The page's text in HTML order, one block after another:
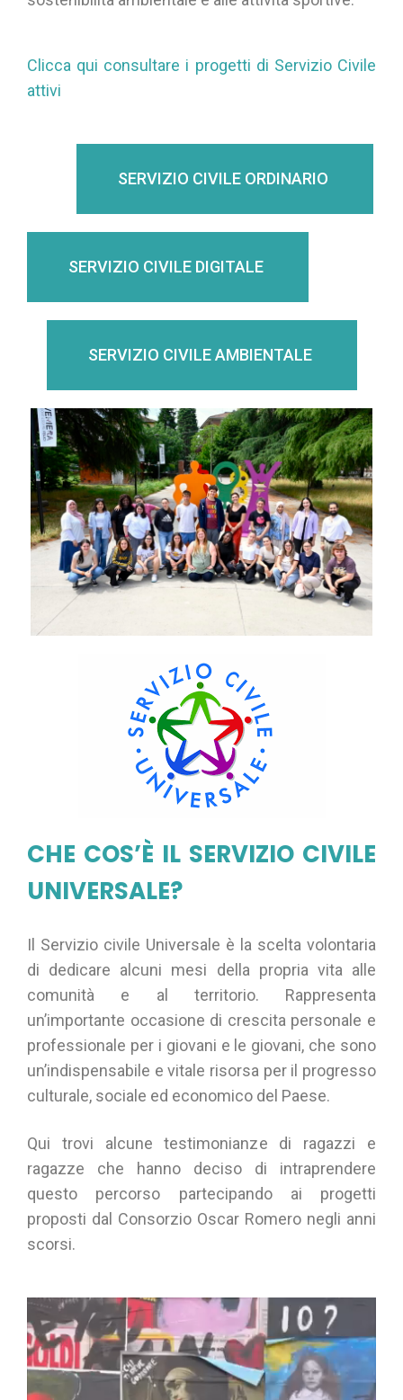
Clicca qui consultare i progetti di Servizio Civile
attivi
SERVIZIO CIVILE ORDINARIO
SERVIZIO CIVILE DIGITALE
SERVIZIO CIVILE AMBIENTALE
CHE COS’È IL SERVIZIO CIVILE
UNIVERSALE?
Il Servizio civile Universale è la scelta volontaria
di dedicare alcuni mesi della propria vita alle
comunità e al territorio. Rappresenta
un’importante occasione di crescita personale e
professionale per i giovani e le giovani, che sono
un’indispensabile e vitale risorsa per il progresso
culturale, sociale ed economico del Paese.
Qui trovi alcune testimonianze di ragazzi e
ragazze che hanno deciso di intraprendere
questo percorso partecipando ai progetti
proposti dal Consorzio Oscar Romero negli anni
scorsi.